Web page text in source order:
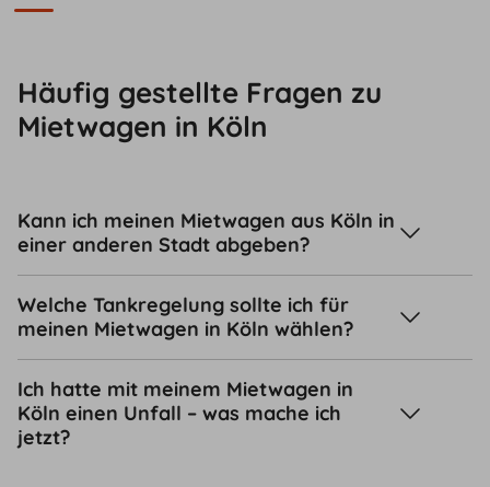
Häufig gestellte Fragen zu
Mietwagen in Köln
Kann ich meinen Mietwagen aus Köln in
einer anderen Stadt abgeben?
Welche Tankregelung sollte ich für
meinen Mietwagen in Köln wählen?
Ich hatte mit meinem Mietwagen in
Köln einen Unfall – was mache ich
jetzt?